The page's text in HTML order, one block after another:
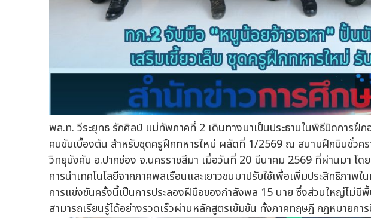
พล.ท. วีระยุทธ รักศิลป์ แม่ทัพภาคที่ 2 เดินทางมาเป็นประธานในพิธีปิดการฝึก
คนขับเบื้องต้น สำหรับชุดครูฝึกทหารใหม่ ผลัดที่ 1/2569 ณ สนามฝึกบินชั่วคร
วิทยุบังคับ อ.ปากช่อง จ.นครราชสีมา เมื่อวันที่ 20 มีนาคม 2569 ที่ผ่านมา โด
การนำเทคโนโลยีจากภาคพลเรือนและเยาวชนมาปรับใช้เพื่อเพิ่มประสิทธิภาพ
การแข่งขันครั้งนี้เป็นการประลองฝีมือของกำลังพล 15 นาย ซึ่งส่วนใหญ่ไม่มี
สามารถเรียนรู้ได้อย่างรวดเร็วผ่านหลักสูตรเข้มข้น ทั้งภาคทฤษฎี กฎหมายกา